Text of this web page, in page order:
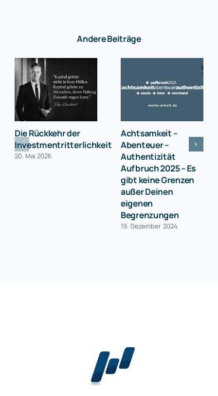
Andere Beiträge
Die Rückkehr der
Investmentritterlichkeit
20. Mai 2026
Achtsamkeit –
Abenteuer –
Authentizität
Aufbruch 2025 – Es
gibt keine Grenzen
außer Deinen
eigenen
Begrenzungen
19. Dezember 2024